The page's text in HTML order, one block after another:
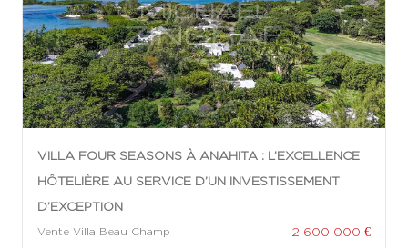
VILLA FOUR SEASONS À ANAHITA : L’EXCELLENCE
HÔTELIÈRE AU SERVICE D’UN INVESTISSEMENT
D’EXCEPTION
Vente Villa Beau Champ 2 600 000 €